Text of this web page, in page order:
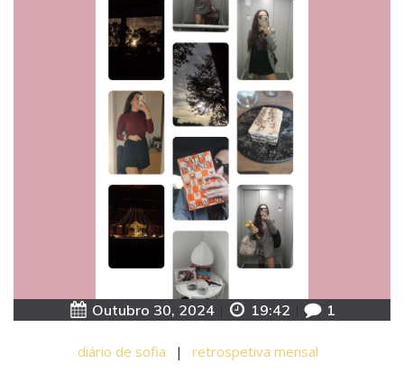
Outubro 30, 2024 19:42 1
diário de sofia | retrospetiva mensal